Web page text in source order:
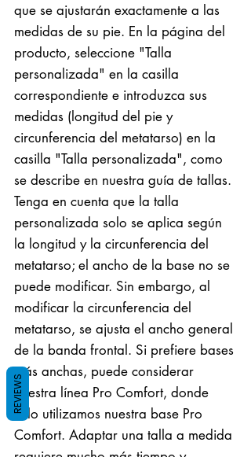
que se ajustarán exactamente a las
medidas de su pie. En la página del
producto, seleccione "Talla
personalizada" en la casilla
correspondiente e introduzca sus
medidas (longitud del pie y
circunferencia del metatarso) en la
casilla "Talla personalizada", como
se describe en nuestra guía de tallas.
Tenga en cuenta que la talla
personalizada solo se aplica según
la longitud y la circunferencia del
metatarso; el ancho de la base no se
puede modificar. Sin embargo, al
modificar la circunferencia del
metatarso, se ajusta el ancho general
de la banda frontal. Si prefiere bases
más anchas, puede considerar
nuestra línea Pro Comfort, donde
solo utilizamos nuestra base Pro
Comfort. Adaptar una talla a medida
REVIEWS